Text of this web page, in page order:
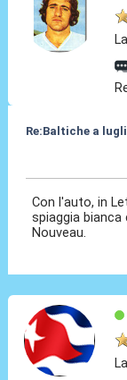
Re:Baltiche a
Con l'auto, in
spiaggia
Nouveau.